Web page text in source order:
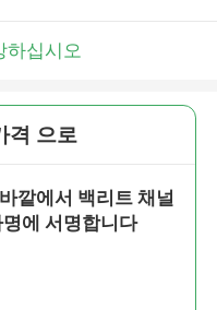
하십시오
격 으로
깥에서 백리트 채널
에 서명합니다